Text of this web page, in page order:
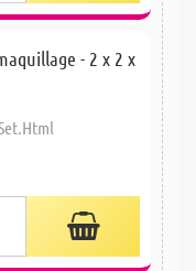
- 2 x 2 x